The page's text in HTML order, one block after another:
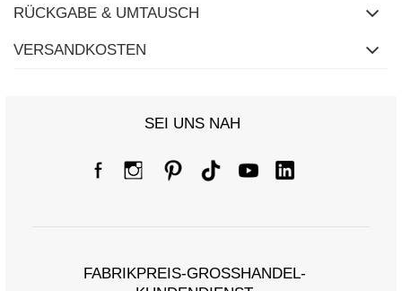
RÜCKGABE & UMTAUSCH
VERSANDKOSTEN
SEI UNS NAH
FABRIKPREIS-GROSSHANDEL-K